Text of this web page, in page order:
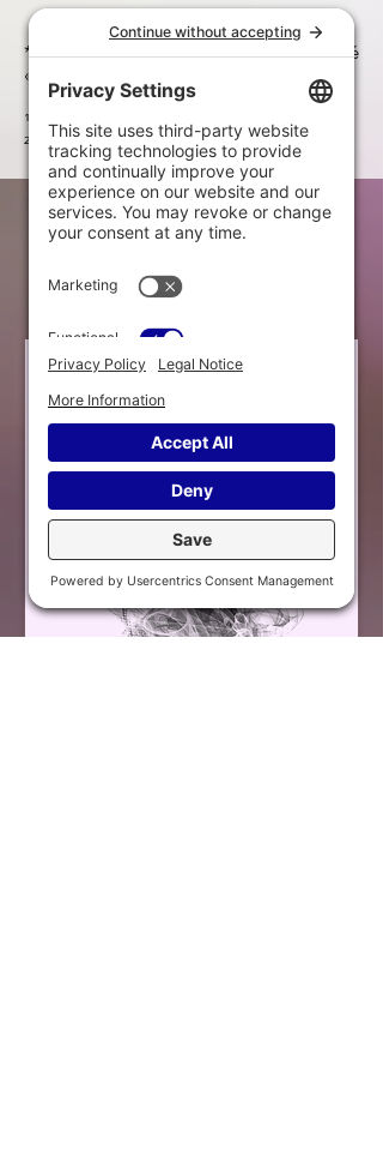
*Proxénète: communément appelé
« pimp ».
¹
Paradis & Cousineau, 2005
²
Rosa & Chadillon-Farinacci, 2014